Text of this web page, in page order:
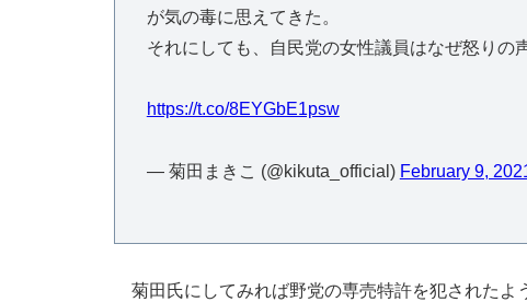
が気の毒に思えてきた。
それにしても、自民党の女性議員はなぜ怒りの
https://t.co/8EYGbE1psw
— 菊田まきこ (@kikuta_official) February 9,
菊田氏にしてみれば野党の専売特許を犯されたよ